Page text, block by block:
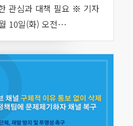
관심과 대책 필요 ※ 기자
10일(화) 오전…